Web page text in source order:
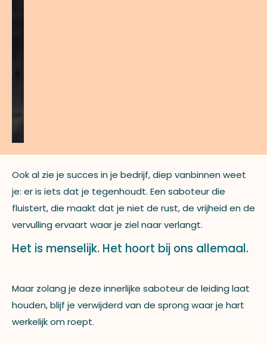
Ook al zie je succes in je bedrijf, diep vanbinnen weet
je: er is iets dat je tegenhoudt. Een saboteur die
fluistert, die maakt dat je niet de rust, de vrijheid en de
vervulling ervaart waar je ziel naar verlangt.
Het is menselijk. Het hoort bij ons allemaal.
Maar zolang je deze innerlijke saboteur de leiding laat
houden, blijf je verwijderd van de sprong waar je hart
werkelijk om roept.